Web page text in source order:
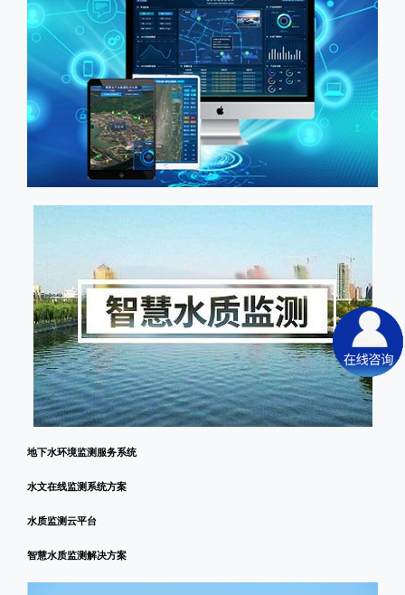
地下水环境监测服务系统
水文在线监测系统方案
水质监测云平台
智慧水质监测解决方案